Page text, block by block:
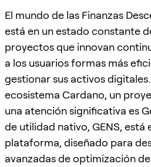
El mundo de las Finanzas
está en un estado constante
proyectos que innovan
a los usuarios formas más
gestionar sus activos
ecosistema Cardano, un
una atención significativa es
de utilidad nativo, GENS, está
plataforma, diseñado para
avanzadas de optimización